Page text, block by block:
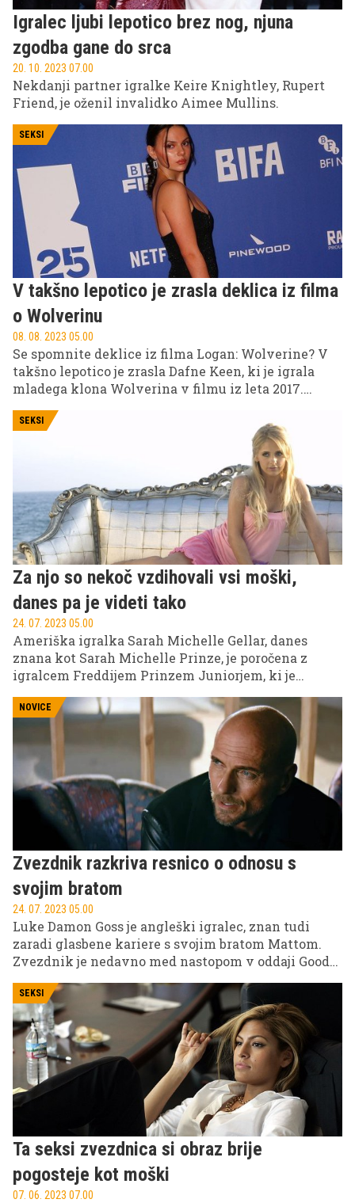
Igralec ljubi lepotico brez nog, njuna
zgodba gane do srca
20. 10. 2023 07.00
Nekdanji partner igralke Keire Knightley, Rupert
Friend, je oženil invalidko Aimee Mullins.
SEKSI
V takšno lepotico je zrasla deklica iz filma
o Wolverinu
08. 08. 2023 05.00
Se spomnite deklice iz filma Logan: Wolverine? V
takšno lepotico je zrasla Dafne Keen, ki je igrala
mladega klona Wolverina v filmu iz leta 2017.
Danes Američanka šteje že 18 let, za seboj pa ima
tudi serijo His Dark Materials.
SEKSI
Za njo so nekoč vzdihovali vsi moški,
danes pa je videti tako
24. 07. 2023 05.00
Ameriška igralka Sarah Michelle Gellar, danes
znana kot Sarah Michelle Prinze, je poročena z
igralcem Freddijem Prinzem Juniorjem, ki je
NOVICE
Zvezdnik razkriva resnico o odnosu s
svojim bratom
24. 07. 2023 05.00
Luke Damon Goss je angleški igralec, znan tudi
zaradi glasbene kariere s svojim bratom Mattom.
Zvezdnik je nedavno med nastopom v oddaji Good
in ne načrtujeta ponovnega združenja skupine Bros.
SEKSI
Ta seksi zvezdnica si obraz brije
pogosteje kot moški
07. 06. 2023 07.00